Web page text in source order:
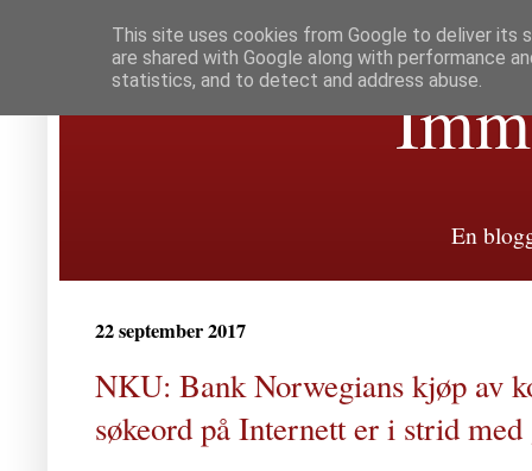
En
22 september 2017
NKU: Bank Norwegians kjøp av
søkeord på Internett er i strid
This site uses cookies from Google to deliver its
are shared with Google along with performance
statistics, and to detect and address abuse.